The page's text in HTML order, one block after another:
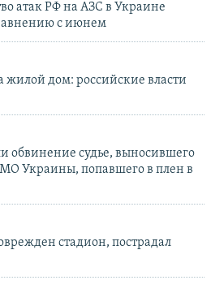
атак РФ на АЗС в Украине
с июнем
жилой дом: российские власти
обвинение судье, выносившего
Украины, попавшего в плен в
стадион, пострадал